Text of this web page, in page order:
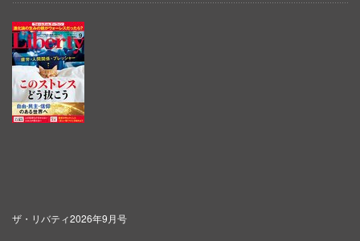
ザ・リバティ2026年9月号